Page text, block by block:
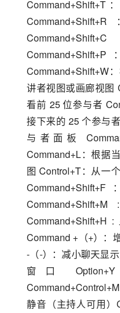
Command+Shift+W
讲者视图或画廊视图
看前 25 位参与者
接下来的 25 个参与
与者面板
Command+L：根据
图 Control+T：从一
Command +（+）：
-（-）：减小聊天显
窗口
静音（主持人可用）